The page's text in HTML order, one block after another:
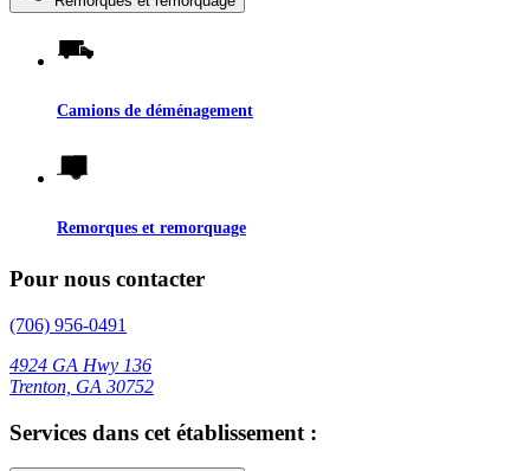
Camions de déménagement
Remorques et remorquage
Pour nous contacter
(706) 956-0491
4924 GA Hwy 136
Trenton, GA 30752
Services dans cet établissement :